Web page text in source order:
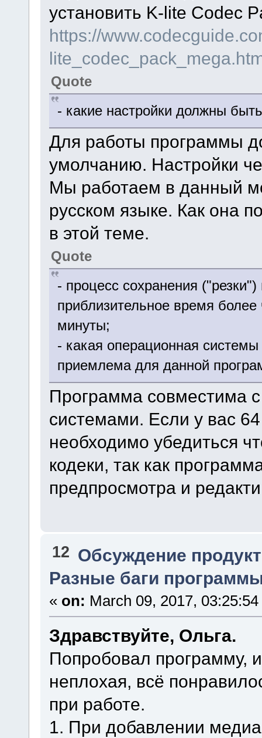
установить K-lite Codec
https://
Quote
- какие настройки должны
Для работы программы
умолчанию. Настройки
Мы работаем в данный
русском языке. Как она
в этой теме.
Quote
- процесс сохранения
приблизительное время более
минуты;
- какая операционная
приемлема для данной
Программа совместима
системами. Если у вас
необходимо убедиться
кодеки, так как
предпросмотра и
12 Обсуждение
Разные баги
« on: March 09, 2017,
Здравствуйте, Ольга.
Попробовал программу,
неплохая, всё
при работе.
1. При добавлении